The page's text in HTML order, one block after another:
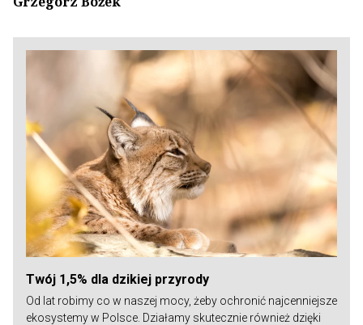
Twój 1,5% dla dzikiej przyrody
Od lat robimy co w naszej mocy, żeby ochronić najcenniejsze
ekosystemy w Polsce. Działamy skutecznie również dzięki